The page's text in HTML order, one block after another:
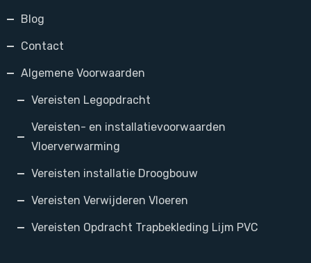
Blog
Contact
Algemene Voorwaarden
Vereisten Legopdracht
Vereisten- en installatievoorwaarden
Vloerverwarming
Vereisten installatie Droogbouw
Vereisten Verwijderen Vloeren
Vereisten Opdracht Trapbekleding Lijm PVC